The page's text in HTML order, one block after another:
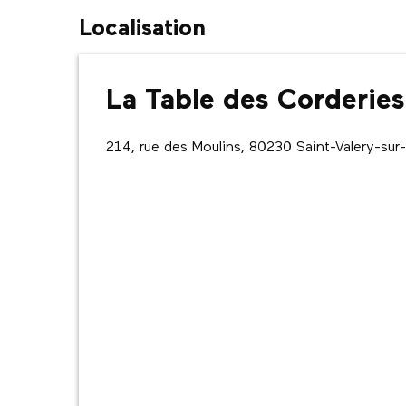
Localisation
La Table des Corderies
214, rue des Moulins, 80230 Saint-Valery-